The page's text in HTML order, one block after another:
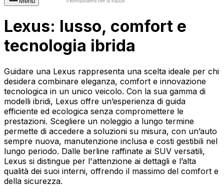
Lexus: lusso, comfort e
tecnologia ibrida
Guidare una Lexus rappresenta una scelta ideale per chi
desidera combinare eleganza, comfort e innovazione
tecnologica in un unico veicolo. Con la sua gamma di
modelli ibridi, Lexus offre un’esperienza di guida
efficiente ed ecologica senza compromettere le
prestazioni. Scegliere un noleggio a lungo termine
permette di accedere a soluzioni su misura, con un’auto
sempre nuova, manutenzione inclusa e costi gestibili nel
lungo periodo. Dalle berline raffinate ai SUV versatili,
Lexus si distingue per l'attenzione ai dettagli e l’alta
qualità dei suoi interni, offrendo il massimo del comfort e
della sicurezza.